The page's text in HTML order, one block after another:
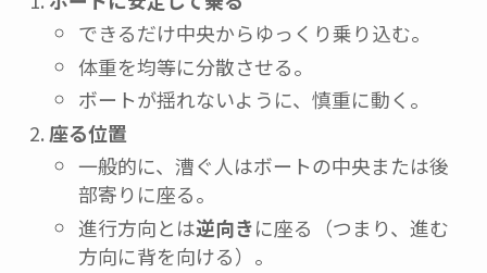
できるだけ中央からゆっくり乗り込む。
体重を均等に分散させる。
ボートが揺れないように、慎重に動く。
座る位置
一般的に、漕ぐ人はボートの中央または後
部寄りに座る。
進行方向とは逆向きに座る（つまり、進む
方向に背を向ける）。